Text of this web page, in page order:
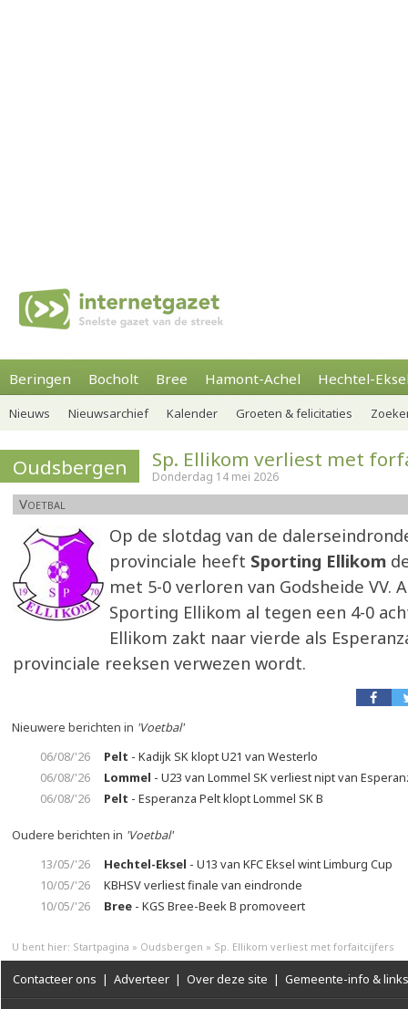
Beringen Bocholt Bree Hamont-Achel Hechtel-
Nieuws Nieuwsarchief Kalender Groeten & felicitaties
Oudsbergen Sp. Ellikom verliest met
Donderdag 14 mei 2026
Voetbal
Op de slotdag van de
provinciale heeft Sporting Ellikom
met 5-0 verloren van Godsheide VV.
Sporting Ellikom al tegen een 4-0
Ellikom zakt naar vierde als
provinciale reeksen verwezen wordt.
Nieuwere berichten in 'Voetbal'
06/08/'26
Pelt - Kadijk SK klopt U21 van Westerlo
06/08/'26
Lommel - U23 van Lommel SK verliest nipt van
06/08/'26
Pelt - Esperanza Pelt klopt Lommel SK B
Oudere berichten in 'Voetbal'
13/05/'26
Hechtel-Eksel - U13 van KFC Eksel wint Limburg Cup
10/05/'26
KBHSV verliest finale van eindronde
10/05/'26
Bree - KGS Bree-Beek B promoveert
U bent hier: Startpagina » Oudsbergen » Sp. Ellikom verliest met forfaitcijfers
Contacteer ons | Adverteer | Over deze site | Gemeente-info & links